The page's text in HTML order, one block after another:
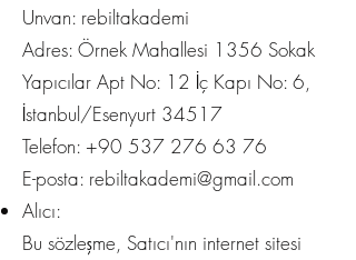
Unvan: rebiltakademi
Adres: Örnek Mahallesi 1356 Sokak
Yapıcılar Apt No: 12 İç Kapı No: 6,
İstanbul/Esenyurt 34517
Telefon: +90 537 276 63 76
E-posta: rebiltakademi@gmail.com
Alıcı:
Bu sözleşme, Satıcı'nın internet sitesi